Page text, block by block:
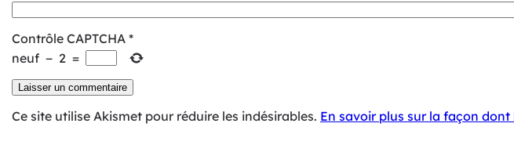
Contrôle CAPTCHA *
neuf − 2 =
Ce site utilise Akismet pour réduire les indésirables. En savoir plus sur la façon